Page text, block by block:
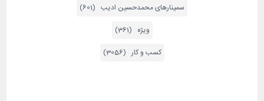
سمینارهای محمدحسین ادیب (601)
ویژه (361)
کسب و کار (3056)